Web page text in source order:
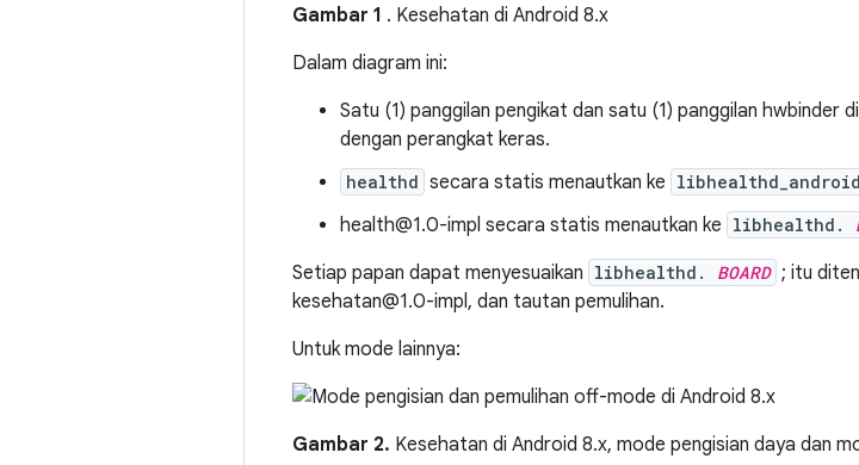
Gambar 1 . Kesehatan di Android 8.x
Dalam diagram ini:
Satu (1) panggilan pengikat dan satu (1) panggilan hwbinder
dengan perangkat keras.
healthd secara statis menautkan ke libhealthd_android
health@1.0-impl secara statis menautkan ke libhealthd.
Setiap papan dapat menyesuaikan libhealthd. BOARD ; itu
kesehatan@1.0-impl, dan tautan pemulihan.
Untuk mode lainnya:
Gambar 2. Kesehatan di Android 8.x, mode pengisian daya dan